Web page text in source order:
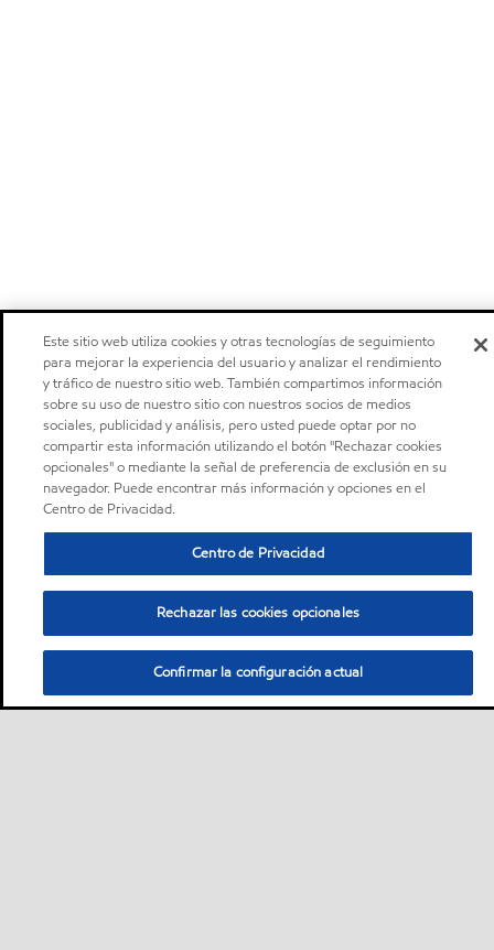
Este sitio web utiliza cookies y otras tecnologías de seguimiento
para mejorar la experiencia del usuario y analizar el rendimiento
y tráfico de nuestro sitio web. También compartimos información
sobre su uso de nuestro sitio con nuestros socios de medios
sociales, publicidad y análisis, pero usted puede optar por no
compartir esta información utilizando el botón "Rechazar cookies
opcionales" o mediante la señal de preferencia de exclusión en su
navegador. Puede encontrar más información y opciones en el
Centro de Privacidad.
Centro de Privacidad
Rechazar las cookies opcionales
Confirmar la configuración actual